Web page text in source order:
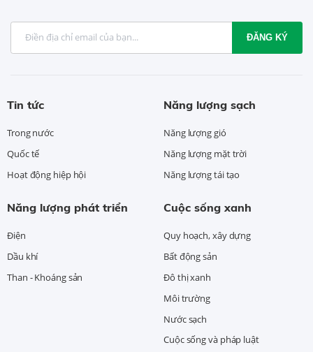
ĐĂNG KÝ
Tin tức
Trong nước
Quốc tế
Hoạt động hiệp hội
Năng lượng sạch
Năng lượng gió
Năng lượng mặt trời
Năng lượng tái tạo
Năng lượng phát triển
Điện
Dầu khí
Than - Khoáng sản
Cuộc sống xanh
Quy hoạch, xây dựng
Bất động sản
Đô thị xanh
Môi trường
Nước sạch
Cuộc sống và pháp luật